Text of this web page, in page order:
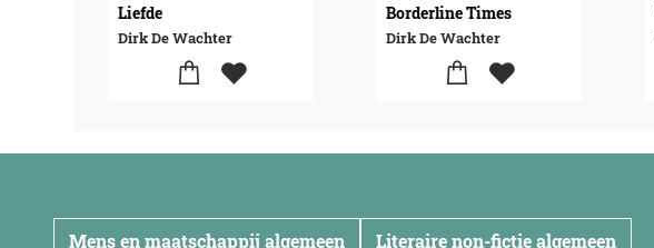
Liefde
Dirk De Wachter
Borderline Times
Dirk De Wachter
Mens en maatschappij algemeen Literaire non-fictie algemeen